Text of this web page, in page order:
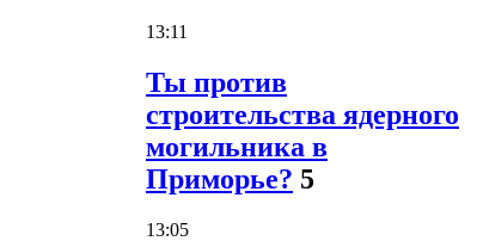
13:11
Ты против
строительства ядерного
могильника в
Приморье? 5
13:05